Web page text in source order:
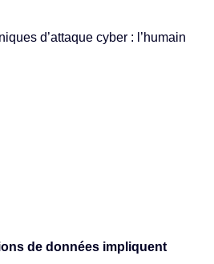
d’attaque cyber : l’humain
de données impliquent